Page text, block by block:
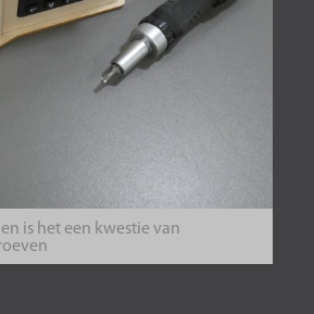
is het een kwestie van